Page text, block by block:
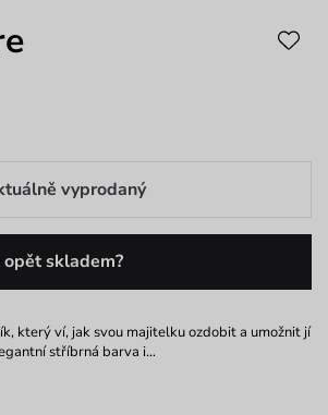
vyprodaný
skladem?
který ví, jak svou majitelku ozdobit a umožnit jí
stříbrná barva i…